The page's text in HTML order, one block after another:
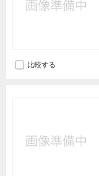
比較する